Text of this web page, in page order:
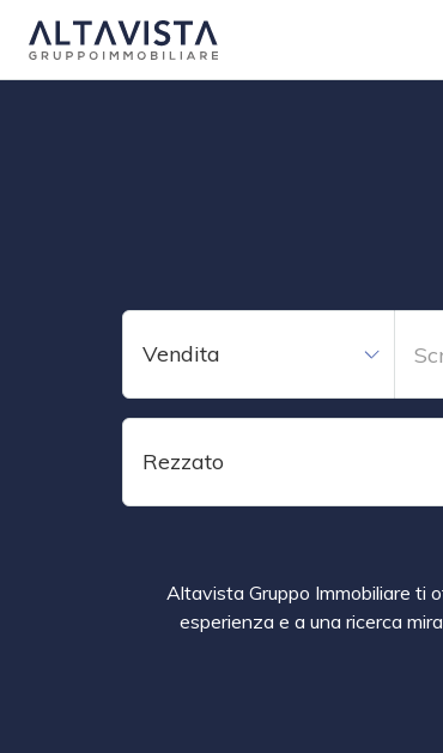
Vendita
Rezzato
Altavista Gruppo Immobiliare ti
esperienza e a una ricerca